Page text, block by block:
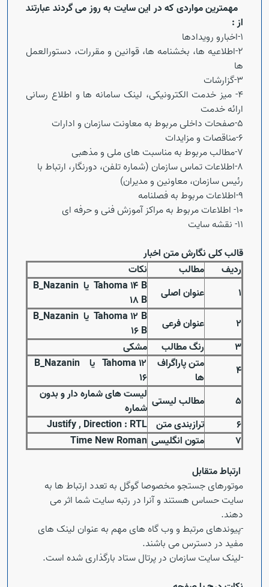
Open
Open
مهمترین مواردی که در این سایت به روز می گردند عبارتند
از :
1-اخبارو رویدادها
2-اطلاعیه ها، بخشنامه ها، قوانین و مقررات، دستورالعمل
ها
3-گزارشات
4- میز خدمت الکترونیکی، لینک سامانه ها و اطلاع رسانی
ارائه خدمت
5-صفحات داخلی مربوط به معاونت سازمان و ادارات
6-مناقصات و مزایدات
7-مطالب مربوط به مناسبت های ملی و مذهبی
8-اطلاعات تماس سازمان (شماره تلفن، دورنگار، ارتباط با
رئیس سازمان، معاونین و مدیران)
9-اطلاعات مربوط به فصلنامه
10- اطلاعات مربوط به مراکز آموزش فنی و حرفه ای
11- نقشه سایت
قالب کلی نگارش متن اخبار
ردیف
مطالب
نکات
۱
عنوان اصلی Tahoma۱۴ B یا B_Nazanin
۱۸B
۲
عنوان فرعی Tahoma۱۲ B یا B_Nazanin
۱۶B
۳
رنگ مطالب
مشکی
۴
متن پاراگراف
ها
Tahoma۱۲ یا
B_Nazanin
۱۶
۵
مطالب لیستی لیست های شماره دار و بدون
شماره
۶
ترازبندی متن Justify , Direction : RTL
۷
متون انگلیسی Time New Roman
ارتباط متقابل
موتورهای جستجو مخصوصا گوگل به تعدد ارتباط ها به
سایت حساس هستند و آنرا در رتبه سایت شما اثر می
دهند.
-پیوندهای مرتبط و وب گاه های مهم به عنوان لینک های
مفید در دسترس می باشند.
-لینک سایت سازمان در پرتال ستاد بارگذاری شده است.